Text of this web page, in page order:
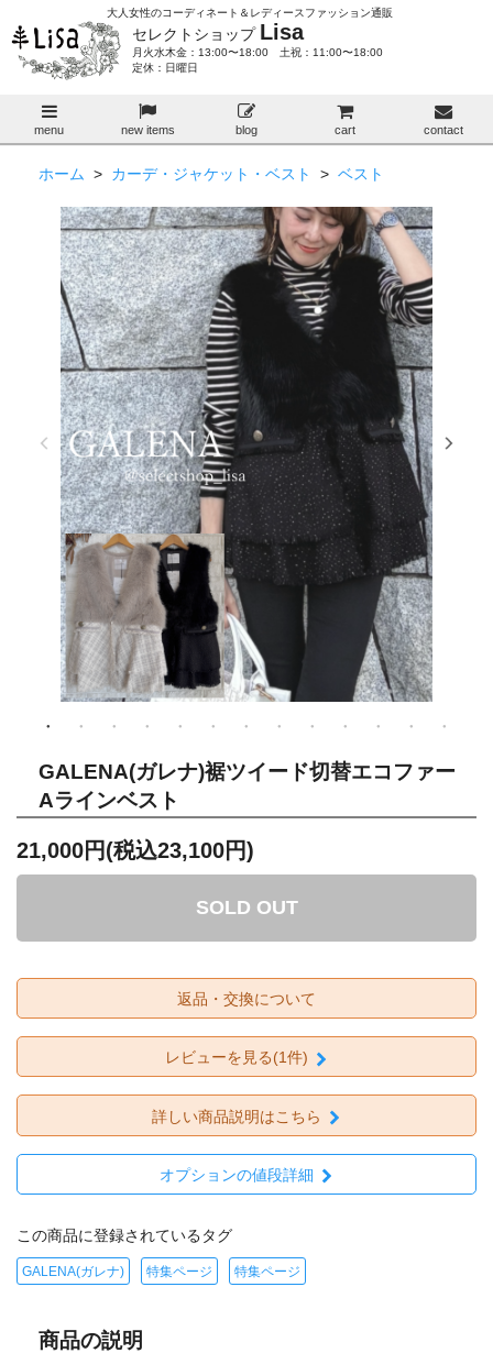
大人女性のコーディネート＆レディースファッション通販
セレクトショップ Lisa
月火水木金：13:00〜18:00 土祝：11:00〜18:00
定休：日曜日
menu new items blog cart contact
ホーム > カーデ・ジャケット・ベスト > ベスト
GALENA(ガレナ)裾ツイード切替エコファー
Aラインベスト
21,000円(税込23,100円)
SOLD OUT
返品・交換について
レビューを見る(1件)
詳しい商品説明はこちら
オプションの値段詳細
この商品に登録されているタグ
GALENA(ガレナ) 特集ページ 特集ページ
商品の説明